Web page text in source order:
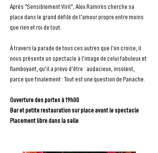
Après "Sensiblement Viril", Alex Ramirès cherche sa
place dans le grand défilé de l'amour propre entre moins
que rien et roi de tout.
À travers la parade de tous ces autres que l'on croise, il
nous présente un spectacle à l'image de celui fabuleux et
flamboyant, qu'il a prévu d'être : audacieux, insolent,
parce que finalement : Tout est une question de Panache.
Ouverture des portes à 19h00
Bar et petite restauration sur place avant le spectacle
Placement libre dans la salle